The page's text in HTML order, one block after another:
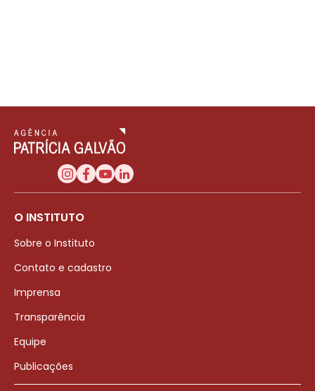
O INSTITUTO
Sobre o Instituto
Contato e cadastro
Imprensa
Transparência
Equipe
Publicações